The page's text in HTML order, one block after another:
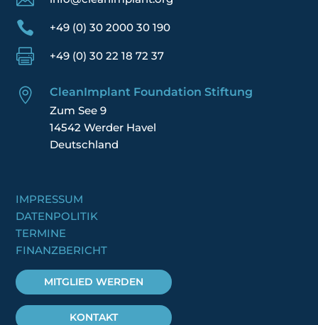
 +49 (0) 30 2000 30 190
 +49 (0) 30 22 18 72 37

CleanImplant Foundation Stiftung
Zum See 9
14542 Werder Havel
Deutschland
IMPRESSUM
DATENPOLITIK
TERMINE
FINANZBERICHT
MITGLIED WERDEN
KONTAKT